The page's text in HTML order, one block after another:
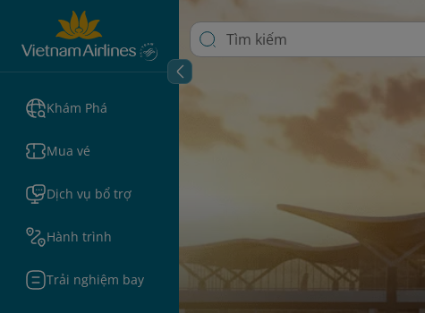
Khám Phá
Mua vé
Dịch vụ bổ trợ
Hành trình
Trải nghiệm bay